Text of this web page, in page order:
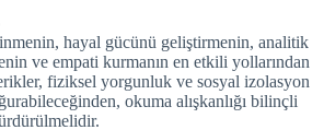
hayal gücünü geliştirmenin, analitik
ve empati kurmanın en etkili yollarından
fiziksel yorgunluk ve sosyal izolasyon
okuma alışkanlığı bilinçli